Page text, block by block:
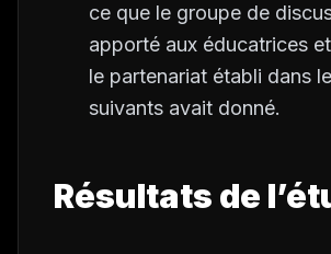
ce que le groupe de
apporté aux éducatrices
le partenariat établi dans
suivants avait donné.
Résultats de